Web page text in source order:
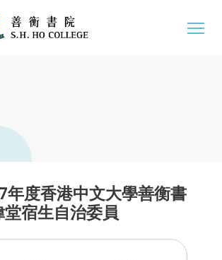
度香港中文大學善衡書
宿生自治委員